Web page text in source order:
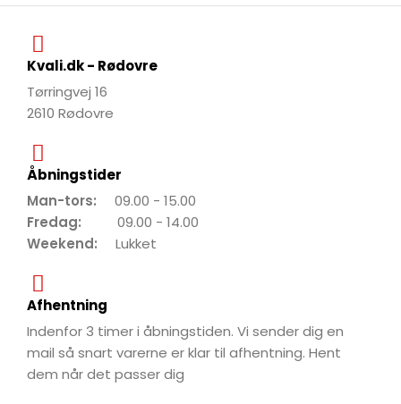
Kvali.dk - Rødovre
Tørringvej 16
2610 Rødovre
Åbningstider
Man-tors: 09.00 - 15.00
Fredag: 09.00 - 14.00
Weekend: Lukket
Afhentning
Indenfor 3 timer i åbningstiden. Vi sender dig en
mail så snart varerne er klar til afhentning. Hent
dem når det passer dig